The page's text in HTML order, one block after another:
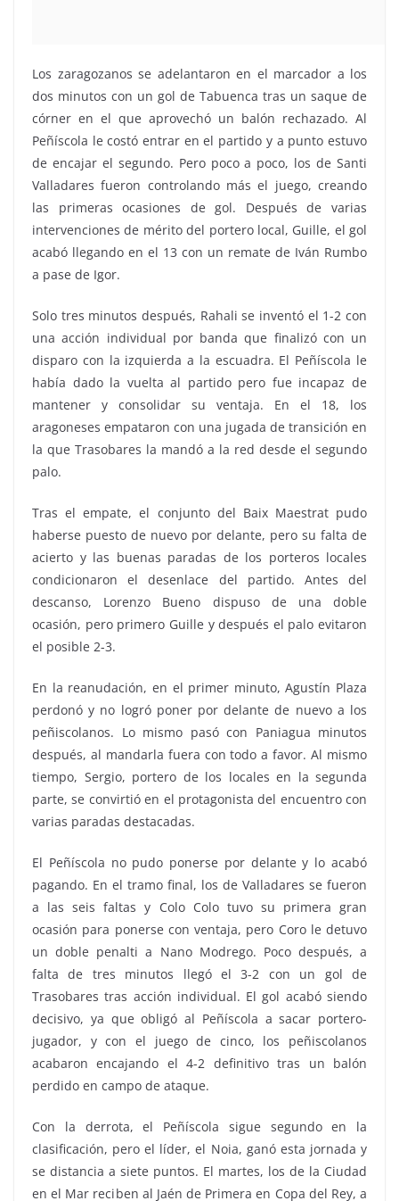
Los zaragozanos se adelantaron en el marcador a los
dos minutos con un gol de Tabuenca tras un saque de
córner en el que aprovechó un balón rechazado. Al
Peñíscola le costó entrar en el partido y a punto estuvo
de encajar el segundo. Pero poco a poco, los de Santi
Valladares fueron controlando más el juego, creando
las primeras ocasiones de gol. Después de varias
intervenciones de mérito del portero local, Guille, el gol
acabó llegando en el 13 con un remate de Iván Rumbo
a pase de Igor.
Solo tres minutos después, Rahali se inventó el 1-2 con
una acción individual por banda que finalizó con un
disparo con la izquierda a la escuadra. El Peñíscola le
había dado la vuelta al partido pero fue incapaz de
mantener y consolidar su ventaja. En el 18, los
aragoneses empataron con una jugada de transición en
la que Trasobares la mandó a la red desde el segundo
palo.
Tras el empate, el conjunto del Baix Maestrat pudo
haberse puesto de nuevo por delante, pero su falta de
acierto y las buenas paradas de los porteros locales
condicionaron el desenlace del partido. Antes del
descanso, Lorenzo Bueno dispuso de una doble
ocasión, pero primero Guille y después el palo evitaron
el posible 2-3.
En la reanudación, en el primer minuto, Agustín Plaza
perdonó y no logró poner por delante de nuevo a los
peñiscolanos. Lo mismo pasó con Paniagua minutos
después, al mandarla fuera con todo a favor. Al mismo
tiempo, Sergio, portero de los locales en la segunda
parte, se convirtió en el protagonista del encuentro con
varias paradas destacadas.
El Peñíscola no pudo ponerse por delante y lo acabó
pagando. En el tramo final, los de Valladares se fueron
a las seis faltas y Colo Colo tuvo su primera gran
ocasión para ponerse con ventaja, pero Coro le detuvo
un doble penalti a Nano Modrego. Poco después, a
falta de tres minutos llegó el 3-2 con un gol de
Trasobares tras acción individual. El gol acabó siendo
decisivo, ya que obligó al Peñíscola a sacar portero-
jugador, y con el juego de cinco, los peñiscolanos
acabaron encajando el 4-2 definitivo tras un balón
perdido en campo de ataque.
Con la derrota, el Peñíscola sigue segundo en la
clasificación, pero el líder, el Noia, ganó esta jornada y
se distancia a siete puntos. El martes, los de la Ciudad
en el Mar reciben al Jaén de Primera en Copa del Rey, a